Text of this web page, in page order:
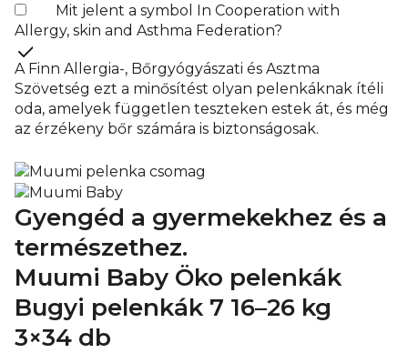
Mit jelent a symbol In Cooperation with
Allergy, skin and Asthma Federation?
A Finn Allergia-, Bőrgyógyászati és Asztma
Szövetség ezt a minősítést olyan pelenkáknak ítéli
oda, amelyek független teszteken estek át, és még
az érzékeny bőr számára is biztonságosak.
Gyengéd a gyermekekhez és a
természethez.
Muumi Baby Öko pelenkák
Bugyi pelenkák 7 16–26 kg
3×34 db